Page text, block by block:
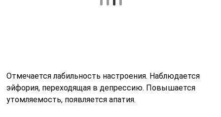
Отмечается лабильность настроения. Наблюдается
эйфория, переходящая в депрессию. Повышается
утомляемость, появляется апатия.